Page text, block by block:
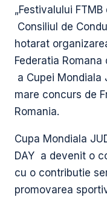
„Festivalului
Consiliul de
hotarat
Federatia Romana
a Cupei Mondiala
mare concurs de
Romania.
Cupa Mondiala
DAY a devenit o
cu o contributie
promovarea